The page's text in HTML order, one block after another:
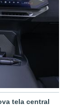
tela central